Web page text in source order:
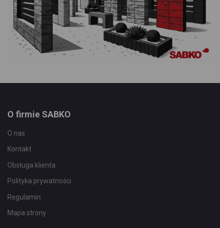
O firmie SABKO
O nas
Kontakt
Obsługa klienta
Polityka prywatności
Regulamin
Mapa strony